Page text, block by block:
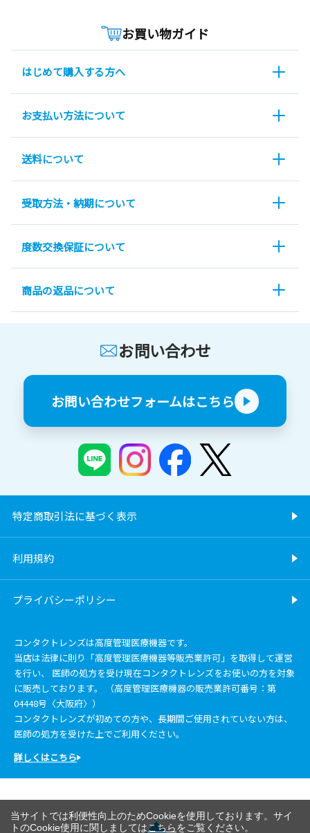
お買い物ガイド
はじめて購入する方へ
お支払い方法について
送料について
受取方法・納期について
度数交換保証について
商品の返品について
お問い合わせ
お問い合わせフォームはこちら
特定商取引法に基づく表示
利用規約
プライバシーポリシー
コンタクトレンズは高度管理医療機器です。
当店は法律に則り「高度管理医療機器等販売業許可」を取得して運営
を行い、 医師の処方を受け現在コンタクトレンズをお使いの方を対象
に販売しております。 （高度管理医療機器の販売業許可番号：第
04448号〈大阪府〉）
コンタクトレンズが初めての方や、長期間ご使用されていない方は、
医師の処方を受けた上でご利用ください。
詳しくはこちら
当サイトでは利便性向上のためCookieを使用しております。サイ
トのCookie使用に関しましてはこちらをご覧ください。